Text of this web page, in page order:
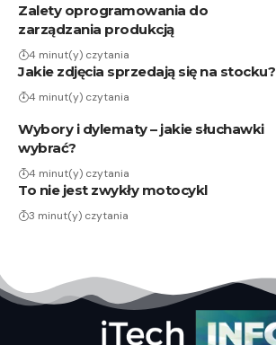
Zalety oprogramowania do
zarządzania produkcją
4 minut(y) czytania
Jakie zdjęcia sprzedają się na stocku?
4 minut(y) czytania
Wybory i dylematy – jakie słuchawki
wybrać?
4 minut(y) czytania
To nie jest zwykły motocykl
3 minut(y) czytania